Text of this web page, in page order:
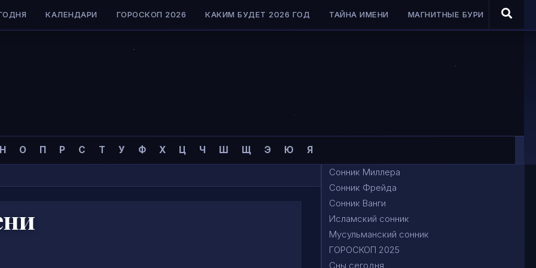
КАЛЕНДАРИ ГОРОСКОП 2026 КАКИМ БУДЕТ 2026 ГОД ТАЙНА ИМЕНИ МАГНИТНЫЕ БУРИ
Н О П Р С Т У Ф Х Ц Ч Ш Щ Э Ю Я
Сонник Миллера
Сонник Фрейда
Сонник Ванги
Исламский сонник
Мусульманский сонник
ГОРОСКОП 2025
Сны сегодня